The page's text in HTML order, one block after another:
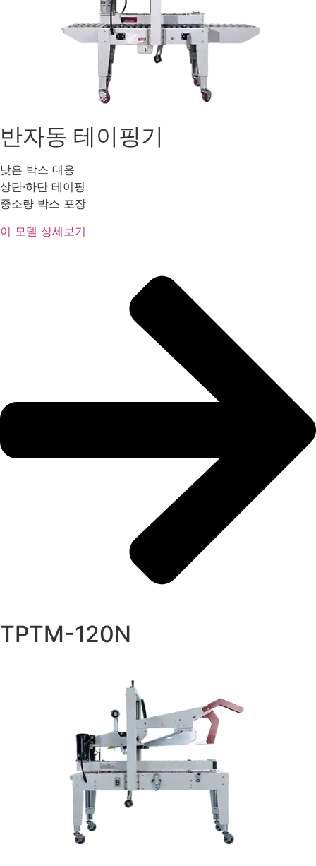
반자동 테이핑기
낮은 박스 대응
상단·하단 테이핑
중소량 박스 포장
이 모델 상세보기
TPTM-120N